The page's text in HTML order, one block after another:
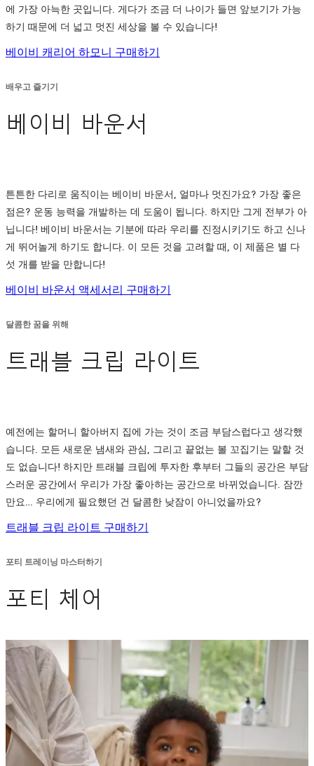
에 가장 아늑한 곳입니다. 게다가 조금 더 나이가 들면 앞보기가 가능
하기 때문에 더 넓고 멋진 세상을 볼 수 있습니다!
베이비 캐리어 하모니 구매하기
배우고 즐기기
베이비 바운서
튼튼한 다리로 움직이는 베이비 바운서, 얼마나 멋진가요? 가장 좋은
점은? 운동 능력을 개발하는 데 도움이 됩니다. 하지만 그게 전부가 아
닙니다! 베이비 바운서는 기분에 따라 우리를 진정시키기도 하고 신나
게 뛰어놀게 하기도 합니다. 이 모든 것을 고려할 때, 이 제품은 별 다
섯 개를 받을 만합니다!
베이비 바운서 액세서리 구매하기
달콤한 꿈을 위해
트래블 크립 라이트
예전에는 할머니 할아버지 집에 가는 것이 조금 부담스럽다고 생각했
습니다. 모든 새로운 냄새와 관심, 그리고 끝없는 볼 꼬집기는 말할 것
도 없습니다! 하지만 트래블 크립에 투자한 후부터 그들의 공간은 부담
스러운 공간에서 우리가 가장 좋아하는 공간으로 바뀌었습니다. 잠깐
만요… 우리에게 필요했던 건 달콤한 낮잠이 아니었을까요?
트래블 크립 라이트 구매하기
포티 트레이닝 마스터하기
포티 체어